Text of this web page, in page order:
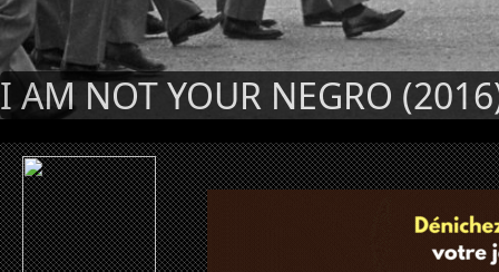
I AM NOT YOUR NEGRO